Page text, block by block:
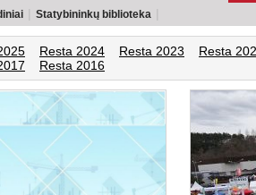
Statybininkų biblioteka
Resta 2024 Resta 2023
Resta
Resta 2016